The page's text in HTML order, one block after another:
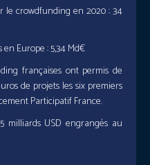
le crowdfunding en 2020 : 34
Europe : 5,34 Md€
françaises ont permis de
de projets les six premiers
Participatif France.
milliards USD engrangés au